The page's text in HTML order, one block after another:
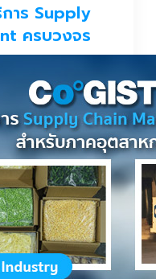
าร Supply
ครบวงจร